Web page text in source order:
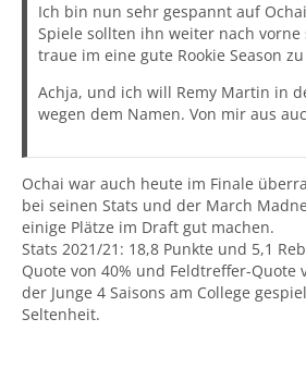
Ich bin nun sehr gespannt auf
Spiele sollten ihn weiter nach
traue im eine gute Rookie Season zu
Achja, und ich will Remy Martin in
wegen dem Namen. Von mir aus
Ochai war auch heute im Finale
bei seinen Stats und der March
einige Plätze im Draft gut machen.
Stats 2021/21: 18,8 Punkte und 5,1
Quote von 40% und Feldtreffer-Quote
der Junge 4 Saisons am College
Seltenheit.